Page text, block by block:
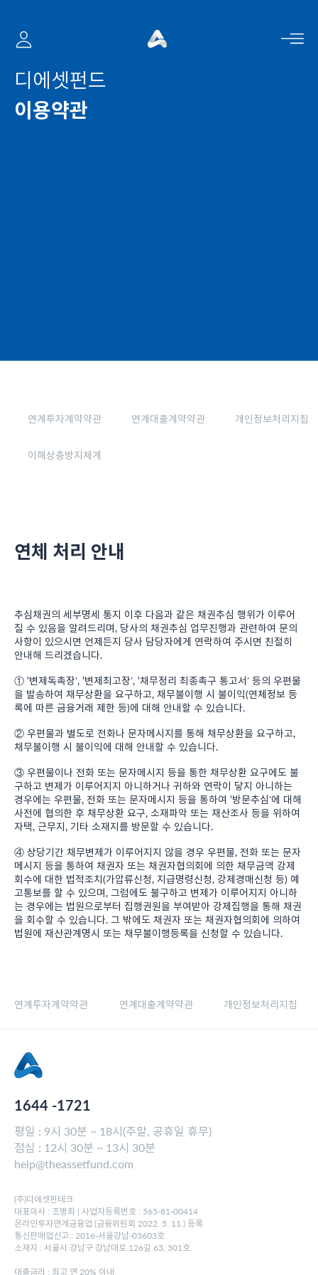
디에셋펀드
이용약관
연계투자계약약관 연계대출계약약관 개인정보처리지침
이해상충방지체계
연체 처리 안내
추심채권의 세부명세 통지 이후 다음과 같은 채권추심 행위가 이루어
질 수 있음을 알려드리며, 당사의 채권추심 업무진행과 관련하여 문의
사항이 있으시면 언제든지 당사 담당자에게 연락하여 주시면 친절히
안내해 드리겠습니다.
① '변제독촉장’, '변제최고장’, '채무정리 최종촉구 통고서’ 등의 우편물
을 발송하여 채무상환을 요구하고, 채무불이행 시 불이익(연체정보 등
록에 따른 금융거래 제한 등)에 대해 안내할 수 있습니다.
② 우편물과 별도로 전화나 문자메시지를 통해 채무상환을 요구하고,
채무불이행 시 불이익에 대해 안내할 수 있습니다.
③ 우편물이나 전화 또는 문자메시지 등을 통한 채무상환 요구에도 불
구하고 변제가 이루어지지 아니하거나 귀하와 연락이 닿지 아니하는
경우에는 우편물, 전화 또는 문자메시지 등을 통하여 '방문추심’에 대해
사전에 협의한 후 채무상환 요구, 소재파악 또는 재산조사 등을 위하여
자택, 근무지, 기타 소재지를 방문할 수 있습니다.
④ 상당기간 채무변제가 이루어지지 않을 경우 우편물, 전화 또는 문자
메시지 등을 통하여 채권자 또는 채권자협의회에 의한 채무금액 강제
회수에 대한 법적조치(가압류신청, 지급명령신청, 강제경매신청 등) 예
고통보를 할 수 있으며, 그럼에도 불구하고 변제가 이루어지지 아니하
는 경우에는 법원으로부터 집행권원을 부여받아 강제집행을 통해 채권
을 회수할 수 있습니다. 그 밖에도 채권자 또는 채권자협의회에 의하여
법원에 재산관계명시 또는 채무불이행등록을 신청할 수 있습니다.
연계투자계약약관 연계대출계약약관 개인정보처리지침
1644 -1721
평일 : 9시 30분 ~ 18시(주말, 공휴일 휴무)
점심 : 12시 30분 ~ 13시 30분
help@theassetfund.com
(주)디에셋핀테크
대표이사 : 조병화 | 사업자등록번호 : 565-81-00414
온라인투자연계금융업 (금융위원회 2022. 5. 11.) 등록
통신판매업신고 : 2016-서울강남-03603호
소재지 : 서울시 강남구 강남대로 126길 63, 301호
대출금리 : 최고 연 20% 이내